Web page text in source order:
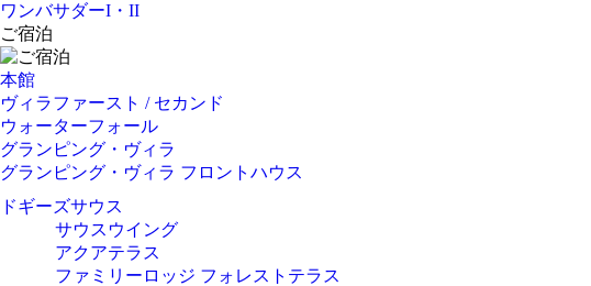
ワンバサダーI・II
ご宿泊
本館
ヴィラファースト / セカンド
ウォーターフォール
グランピング・ヴィラ
グランピング・ヴィラ フロントハウス
ドギーズサウス
サウスウイング
アクアテラス
ファミリーロッジ フォレストテラス